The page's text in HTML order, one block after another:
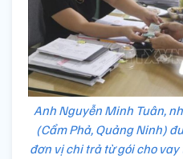
Anh Nguyễn Minh Tuân,
(Cẩm Phả, Quảng Ninh)
đơn vị chi trả từ gói cho